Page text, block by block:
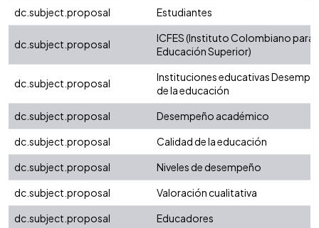
dc.subject.proposal
Estudiantes
dc.subject.proposal
ICFES (Instituto Colombiano para
Educación Superior)
dc.subject.proposal
Instituciones educativas
de la educación
dc.subject.proposal
Desempeño académico
dc.subject.proposal
Calidad de la educación
dc.subject.proposal
Niveles de desempeño
dc.subject.proposal
Valoración cualitativa
dc.subject.proposal
Educadores